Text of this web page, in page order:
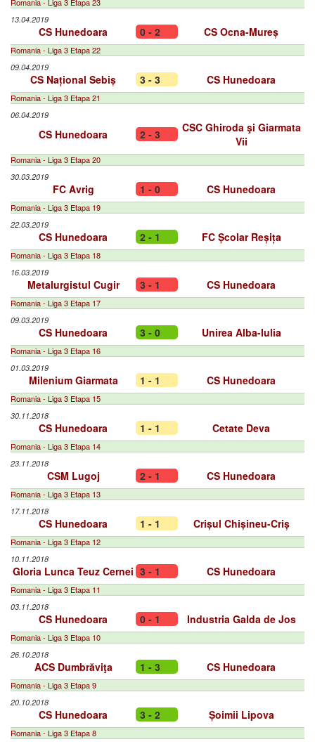
13.04.2019
CS Hunedoara 0 - 2 CS Ocna-Mureș
Romania - Liga 3 Etapa 22
09.04.2019
CS Național Sebiș 3 - 3 CS Hunedoara
Romania - Liga 3 Etapa 21
06.04.2019
CS Hunedoara 2 - 3
CSC Ghiroda şi Giarmata
Vii
Romania - Liga 3 Etapa 20
30.03.2019
FC Avrig 1 - 0 CS Hunedoara
Romania - Liga 3 Etapa 19
22.03.2019
CS Hunedoara 2 - 1 FC Școlar Reșița
Romania - Liga 3 Etapa 18
16.03.2019
Metalurgistul Cugir 3 - 1 CS Hunedoara
Romania - Liga 3 Etapa 17
09.03.2019
CS Hunedoara 3 - 0 Unirea Alba-Iulia
Romania - Liga 3 Etapa 16
01.03.2019
Milenium Giarmata 1 - 1 CS Hunedoara
Romania - Liga 3 Etapa 15
30.11.2018
CS Hunedoara 1 - 1 Cetate Deva
Romania - Liga 3 Etapa 14
23.11.2018
CSM Lugoj 2 - 1 CS Hunedoara
Romania - Liga 3 Etapa 13
17.11.2018
CS Hunedoara 1 - 1 Crișul Chișineu-Criș
Romania - Liga 3 Etapa 12
10.11.2018
Gloria Lunca Teuz Cernei 3 - 1 CS Hunedoara
Romania - Liga 3 Etapa 11
03.11.2018
CS Hunedoara 0 - 1 Industria Galda de Jos
Romania - Liga 3 Etapa 10
26.10.2018
ACS Dumbrăviţa 1 - 3 CS Hunedoara
Romania - Liga 3 Etapa 9
20.10.2018
CS Hunedoara 3 - 2 Șoimii Lipova
Romania - Liga 3 Etapa 8